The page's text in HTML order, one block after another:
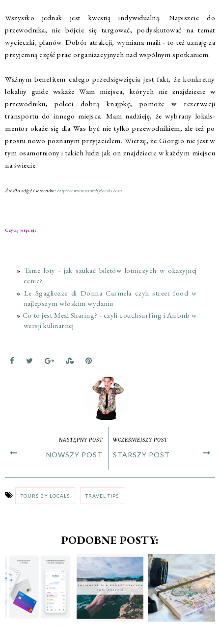
Wszystko jednak jest kwestią indywidualną. Napiszcie do
przewodnika, nie bójcie się targować, podyskutować na temat
wycieczki, planów. Dobór atrakcji, wymiana maili - to też uznaję za
przyjemną część prac organizacyjnych nad wspólnym spotkaniem.
Ważnym benefitem całego przedsięwzięcia jest fakt, że konkretny
lokalny guide wskaże Wam miejsca, których nie znajdziecie w
przewodniku, poleci dobrą knajpkę, pomoże w rezerwacji
transportu do innego miejsca. Mam nadzieję, że wybrany lokals-
mentor okaże się dla Was być nie tylko przewodnikiem, ale też po
prostu nowo poznanym przyjacielem. Wierzę, że Giorgio nie jest w
tym osamotniony i takich ludzi jak on znajdziecie w każdym miejscu
na świecie.
Źródło zdjęć i screenów:https://www.toursbylocals.com
Czytaj więcej:
Tanie loty - jak szukać biletów lotniczych w okazyjnej
cenie?
Le Sgagliozze di Donna Carmela czyli street food w
najlepszym włoskim wydaniu
Co to jest Meal Sharing? - czyli couchsurfing i Airbnb w
wersji kulinarnej
NASTĘPNY POST
NOWSZY POST
WCZEŚNIEJSZY POST
STARSZY POST
TOURS BY LOCALS TRAVEL TIPS
PODOBNE POSTY: